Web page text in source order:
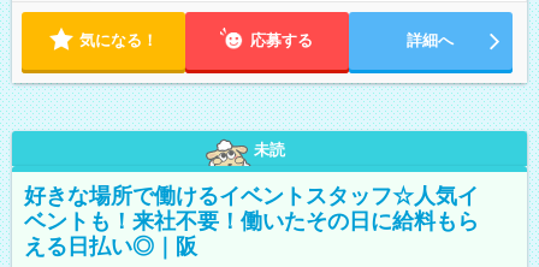
気になる！ 応募する 詳細へ
未読
好きな場所で働けるイベントスタッフ☆人気イ
ベントも！来社不要！働いたその日に給料もら
える日払い◎｜阪